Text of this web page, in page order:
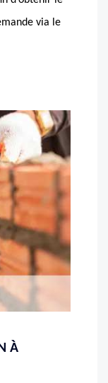
via le
À